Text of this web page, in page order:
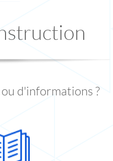
ou d'informations ?